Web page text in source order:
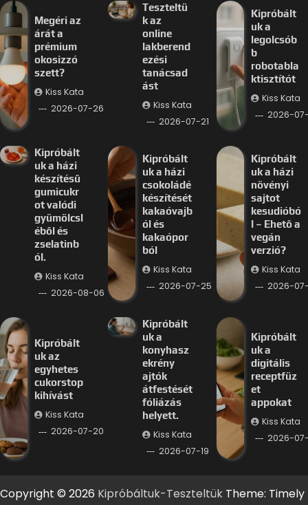
Megéri az
árát a
prémium
okosizzó
szett?
Kiss Kata
2026-07-26
Teszteltü
k az
online
lakberend
ezési
tanácsad
ást
Kiss Kata
2026-07-21
Kipróbált
uk a
legolcsób
b
robotabla
ktisztítót
Kiss Kata
2026-
Kipróbált
uk a házi
készítésű
gumicukr
ot valódi
gyümölcsl
éből és
zselatinb
ól.
Kiss Kata
2026-08-06
Kipróbált
uk a házi
csokoládé
készítését
kakaóvajb
ól és
kakaópor
ból
Kiss Kata
2026-07-25
Kipróbált
uk a házi
növényi
sajtot
kesudióbó
l – Ehető a
vegán
verzió?
Kiss Kata
2026-
Kipróbált
uk az
egyhetes
cukorstop
kihívást
Kiss Kata
2026-07-20
Kipróbált
uk a
konyhasz
ekrény
ajtók
átfestését
fóliázás
helyett.
Kiss Kata
2026-07-19
Kipróbált
uk a
digitális
receptfüz
et
appokat
Kiss Kata
2026-
Copyright © 2026 Kipróbáltuk-Teszteltük Theme: Timely